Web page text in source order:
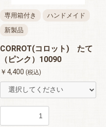
専用箱付き
ハンドメイド
新製品
CORROT(コロット) たて
（ピンク）10090
￥4,400 (税込)